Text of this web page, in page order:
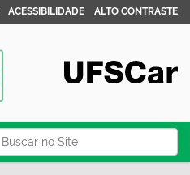
Avançada…
ACESSIBILIDADE ALTO CONTRASTE